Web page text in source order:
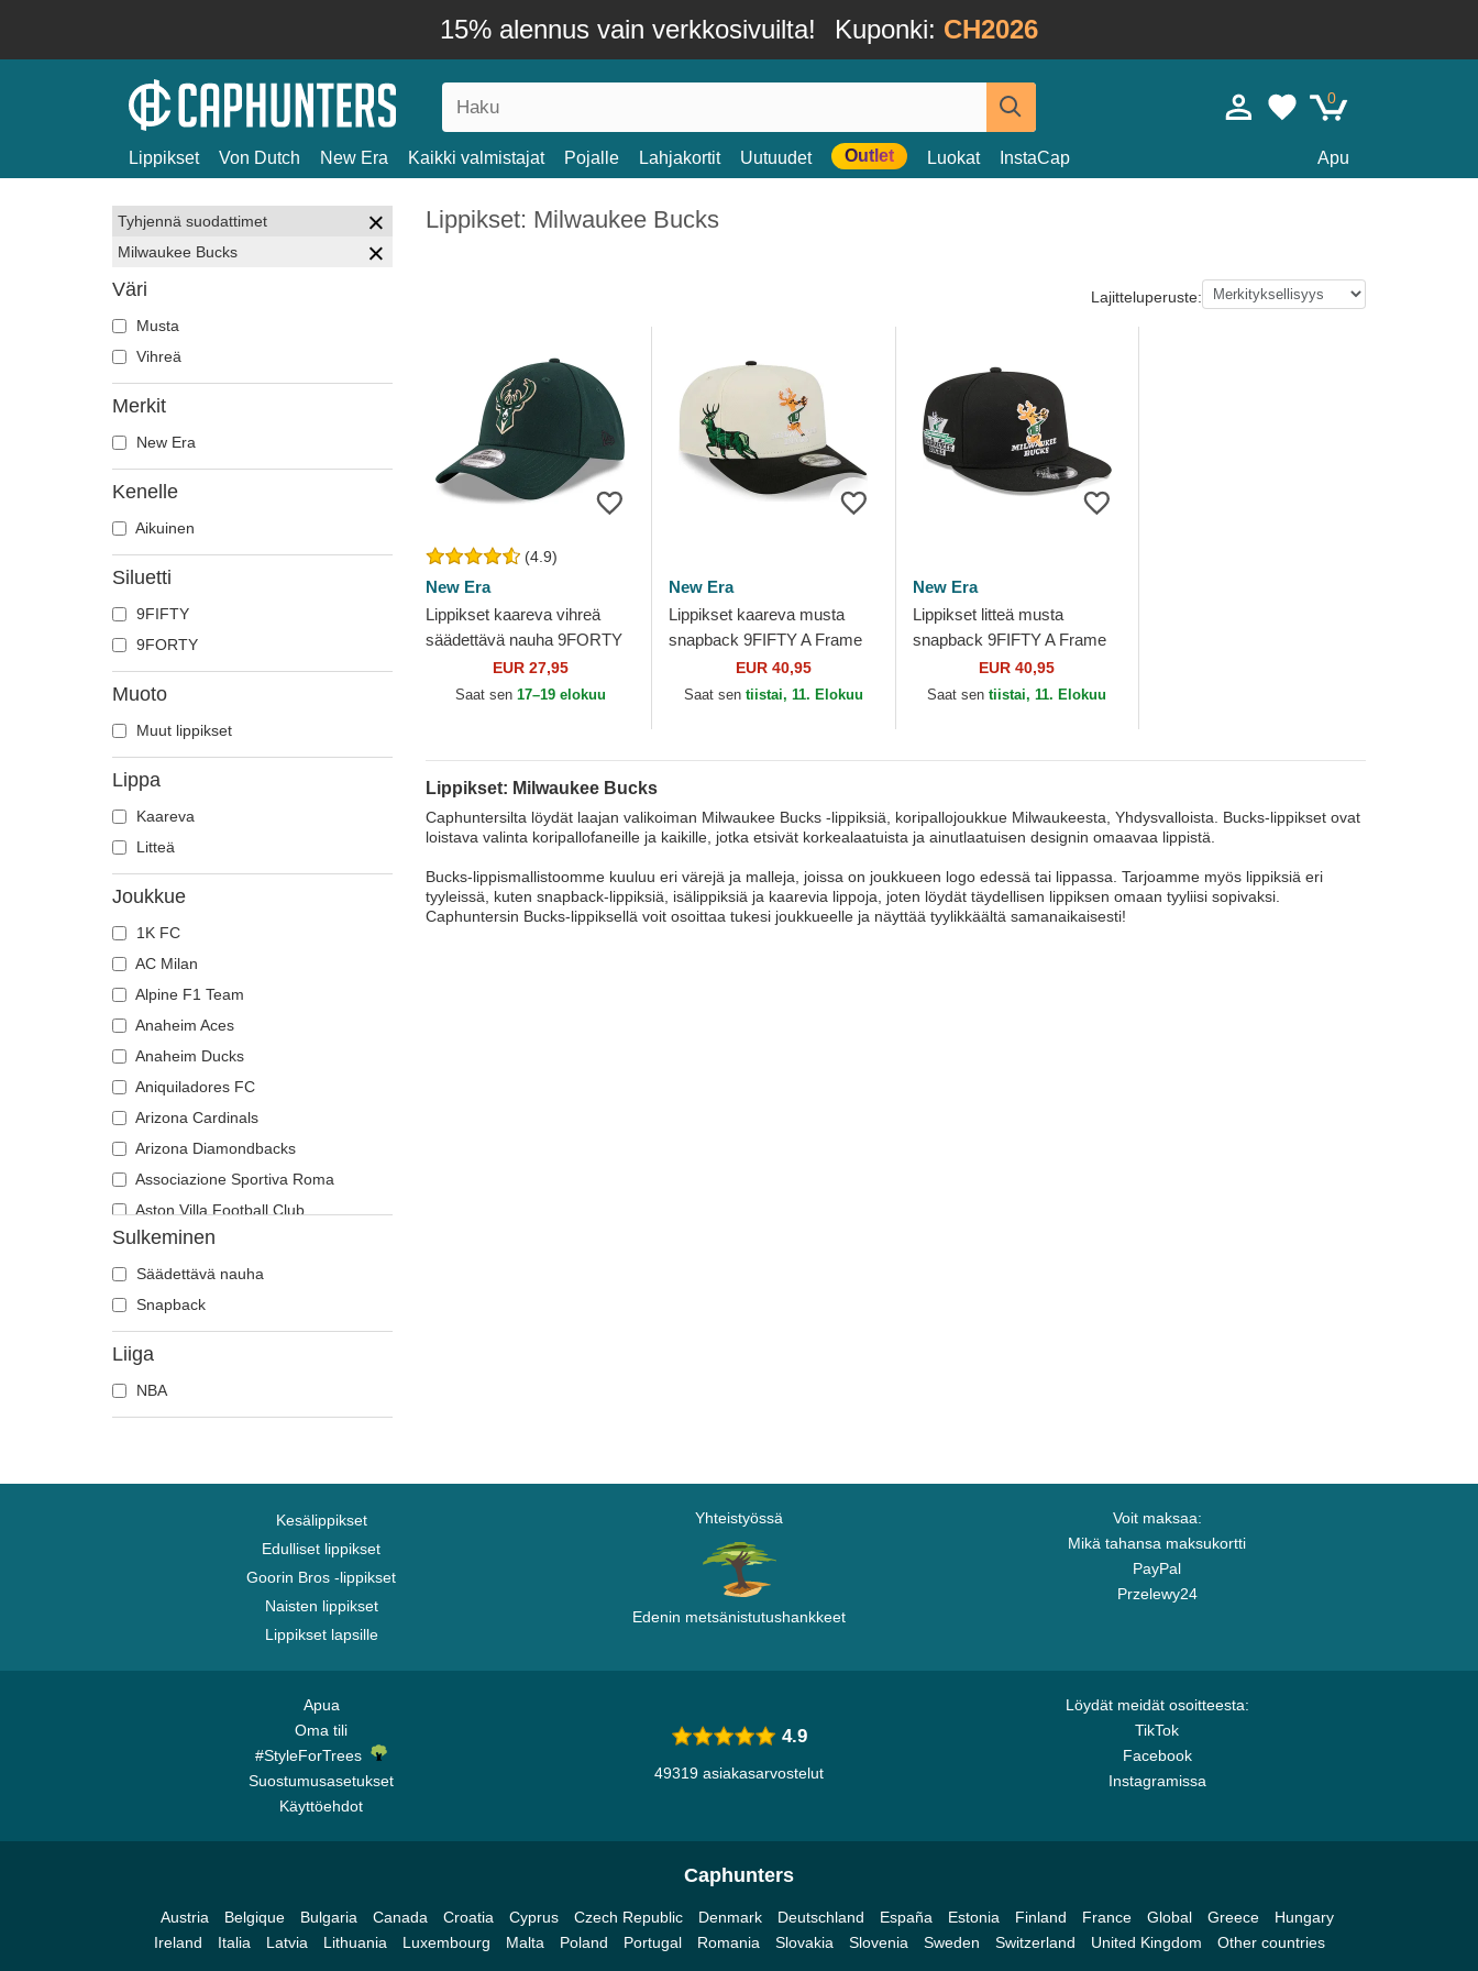
15% alennus vain verkkosivuilta! Kuponki: CH2026
0
Lippikset Von Dutch New Era Kaikki valmistajat Pojalle Lahjakortit Uutuudet Outlet Luokat InstaCap Apu
Tyhjennä suodattimet
Milwaukee Bucks
Väri
Musta
Vihreä
Merkit
New Era
Kenelle
Aikuinen
Siluetti
9FIFTY
9FORTY
Muoto
Muut lippikset
Lippa
Kaareva
Litteä
Joukkue
1K FC
AC Milan
Alpine F1 Team
Anaheim Aces
Anaheim Ducks
Aniquiladores FC
Arizona Cardinals
Arizona Diamondbacks
Associazione Sportiva Roma
Aston Villa Football Club
Atlanta Braves
Atlanta Falcons
Boston Bruins
Boston Celtics
Boston Red Sox
Brooklyn Nets
Chicago Bears
Chicago Blackhawks
Chicago White Sox
Detroit Pistons
Detroit Red Wings
Sulkeminen
Säädettävä nauha
Snapback
Liiga
NBA
Lippikset: Milwaukee Bucks
Lajitteluperuste:
(4.9)
New Era
Lippikset kaareva vihreä
säädettävä nauha 9FORTY
The League Milwaukee
Bucks NBA New Era
EUR 27,95
Saat sen 17–19 elokuu
New Era
Lippikset kaareva musta
snapback 9FIFTY A Frame
Precurved Hardwood
Classics Milwaukee Bucks
EUR 40,95
Saat sen tiistai, 11. Elokuu
New Era
Lippikset litteä musta
snapback 9FIFTY A Frame
Hardwood Classics
Milwaukee Bucks NBA New
EUR 40,95
Saat sentiistai, 11. Elokuu
Lippikset: Milwaukee Bucks
Caphuntersilta löydät laajan valikoiman Milwaukee Bucks -lippiksiä, koripallojoukkue Milwaukeesta, Yhdysvalloista. Bucks-lippikset ovat
loistava valinta koripallofaneille ja kaikille, jotka etsivät korkealaatuista ja ainutlaatuisen designin omaavaa lippistä.
Bucks-lippismallistoomme kuuluu eri värejä ja malleja, joissa on joukkueen logo edessä tai lippassa. Tarjoamme myös lippiksiä eri
tyyleissä, kuten snapback-lippiksiä, isälippiksiä ja kaarevia lippoja, joten löydät täydellisen lippiksen omaan tyyliisi sopivaksi.
Caphuntersin Bucks-lippiksellä voit osoittaa tukesi joukkueelle ja näyttää tyylikkäältä samanaikaisesti!
Kesälippikset
Edulliset lippikset
Goorin Bros -lippikset
Naisten lippikset
Lippikset lapsille
Yhteistyössä
Edenin metsänistutushankkeet
Voit maksaa:
Mikä tahansa maksukortti
PayPal
Przelewy24
Apua
Oma tili
#StyleForTrees
Suostumusasetukset
Käyttöehdot
Löydät meidät osoitteesta:
TikTok
Facebook
Instagramissa
4.9
49319 asiakasarvostelut
Caphunters
Austria Belgique Bulgaria Canada Croatia Cyprus Czech Republic Denmark Deutschland España Estonia Finland France Global Greece
Hungary
Ireland
Italia Latvia Lithuania Luxembourg Malta Poland Portugal Romania Slovakia Slovenia Sweden Switzerland United Kingdom Other countries